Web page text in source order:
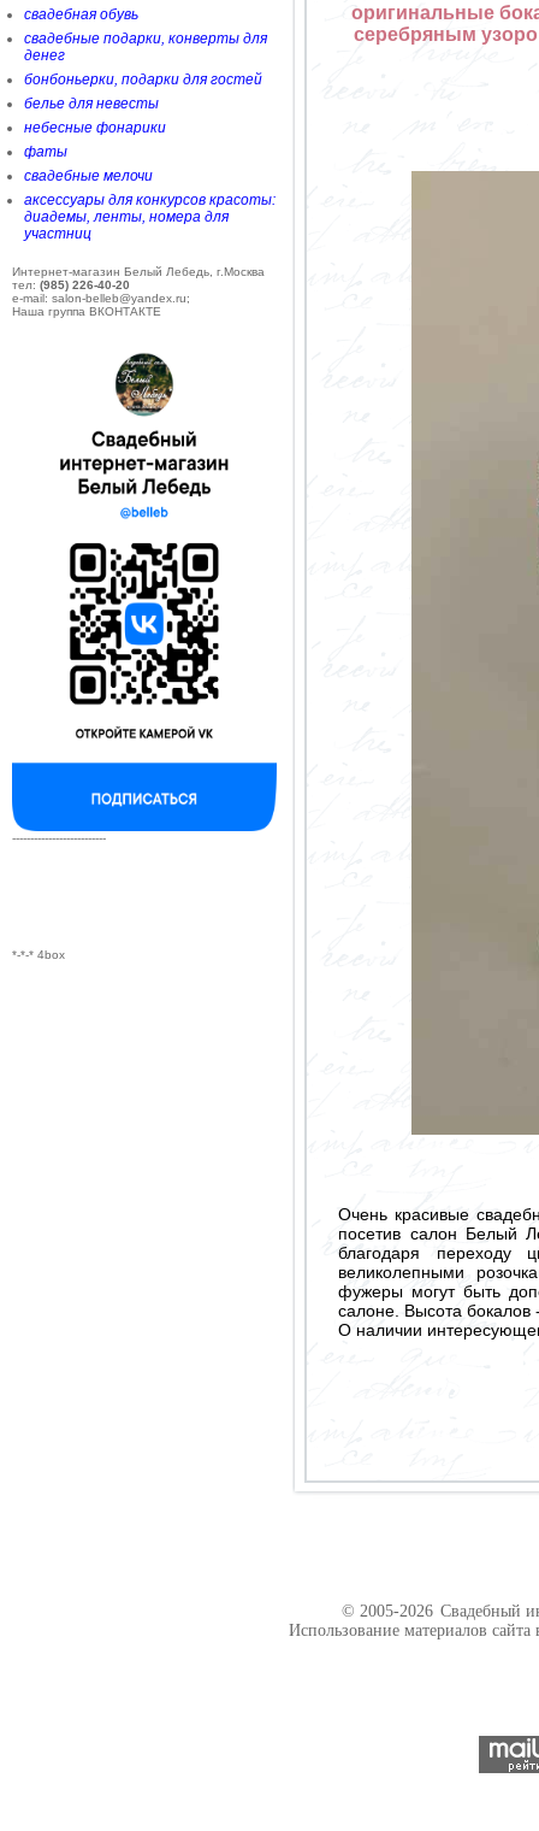
свадебная обувь
свадебные подарки, конверты для
денег
бонбоньерки, подарки для гостей
белье для невесты
небесные фонарики
фаты
свадебные мелочи
аксессуары для конкурсов красоты:
диадемы, ленты, номера для
участниц
Интернет-магазин Белый Лебедь, г.Москва
тел: (985) 226-40-20
e-mail: salon-belleb@yandex.ru;
Наша группа ВКОНТАКТЕ
--------------------------
*-*-* 4box
оригинальные
серебряным
Очень красивые
посетив салон Белый
благодаря переходу
великолепными
фужеры могут быть
салоне. Высота бокалов
О наличии
© 2005-2026 Свадебный
Использование материалов